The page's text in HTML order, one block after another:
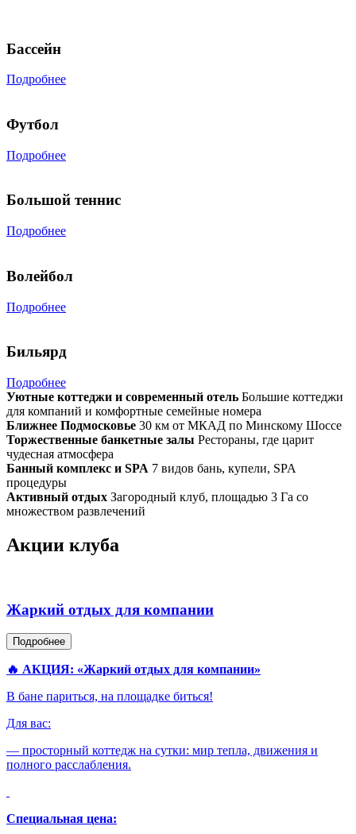
Бассейн
Подробнее
Футбол
Подробнее
Большой теннис
Подробнее
Волейбол
Подробнее
Бильярд
Подробнее
Уютные коттеджи и современный отель Большие коттеджи
для компаний и комфортные семейные номера
Ближнее Подмосковье 30 км от МКАД по Минскому Шоссе
Торжественные банкетные залы Рестораны, где царит
чудесная атмосфера
Банный комплекс и SPA 7 видов бань, купели, SPA
процедуры
Активный отдых Загородный клуб, площадью 3 Га со
множеством развлечений
Акции клуба
Жаркий отдых для компании
Подробнее
🔥 АКЦИЯ: «Жаркий отдых для компании»
В бане париться, на площадке биться!
Для вас:
— просторный коттедж на сутки: мир тепла, движения и
полного расслабления.
Специальная цена: